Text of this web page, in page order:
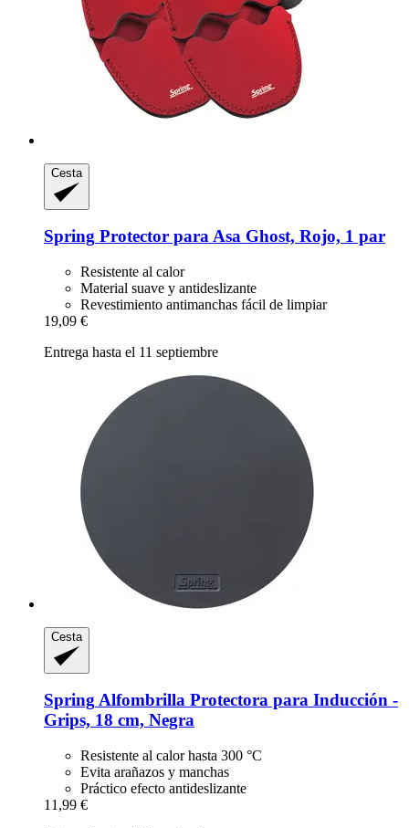
Cesta
Spring Protector para Asa Ghost, Rojo, 1 par
Resistente al calor
Material suave y antideslizante
Revestimiento antimanchas fácil de limpiar
19,09 €
Entrega hasta el 11 septiembre
Cesta
SpringAlfombrilla Protectora para Inducción -​
Grips, 18 cm, Negra
Resistente al calor hasta 300 °C
Evita arañazos y manchas
Práctico efecto antideslizante
11,99 €